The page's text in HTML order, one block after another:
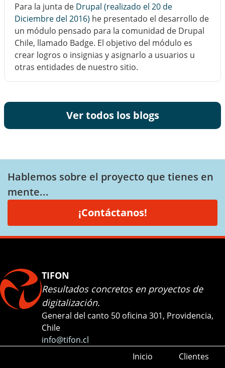
Para la junta de Drupal (realizado el 20 de
Diciembre del 2016) he presentado el desarrollo de
un módulo pensado para la comunidad de Drupal
Chile, llamado Badge. El objetivo del módulo es
crear logros o insignias y asignarlo a usuarios u
otras entidades de nuestro sitio.
Ver todos los blogs
Hablemos sobre el proyecto que tienes en
mente...
¡Contáctanos!
TIFON
Resultados concretos en proyectos de
digitalización.
General del canto 50 oficina 301, Providencia,
Chile
info@tifon.cl
Inicio
Clientes